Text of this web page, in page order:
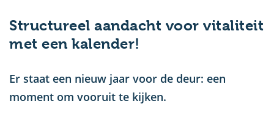
Structureel aandacht voor vitaliteit
met een kalender!
Er staat een nieuw jaar voor de deur: een
moment om vooruit te kijken.